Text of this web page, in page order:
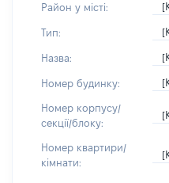
Район у місті:
Тип:
Назва:
Номер будинку:
Номер корпусу/
секції/блоку:
Номер квартири/
кімнати: